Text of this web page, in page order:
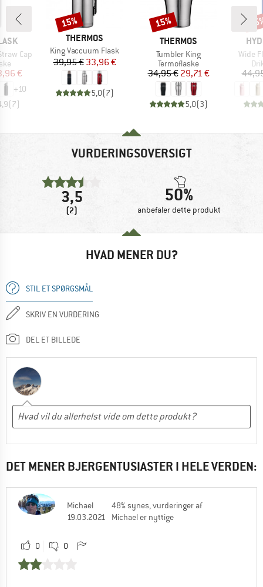
Cap
pris
€
+10
(7)
MÆRKE
THERMOS
Artikel
King Vaccuum Flask
Pris
39,95 €Nedsat pris
33,96 €
5,0(7)
Rabat
15%
MÆRKE
THERMOS
Artikel
Tumbler King
Produktgruppe
Termoflaske
Pris
34,95 €Nedsat pris
29,71 €
5,0(3)
Rabat
15%
Artikel
Wide
VURDERINGSOVERSIGT
3,5
(2)
50%
anbefaler dette produkt
HVAD MENER DU?
STIL ET SPØRGSMÅL
SKRIV EN VURDERING
DEL ET BILLEDE
DET MENER BJERGENTUSIASTER I HELE VERDEN:
Michael
19.03.2021
48% synes, vurderinger af
Michael er nyttige
0 0